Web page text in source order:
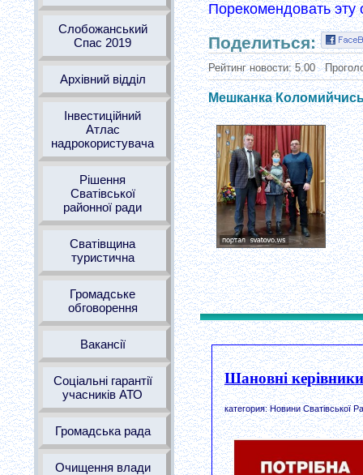
Слобожанський
Спас 2019
Архівний відділ
Інвестиційний
Атлас
надрокористувача
Рішення
Сватівської
районної ради
Сватівщина
туристична
Громадське
обговорення
Вакансії
Соціальні гарантії
учасників АТО
Громадська рада
Очищення влади
Порекомендовать эту
Поделиться:
Рейтинг новости:5.00
Мешканка
Шановні
категория: Новини Сватівської